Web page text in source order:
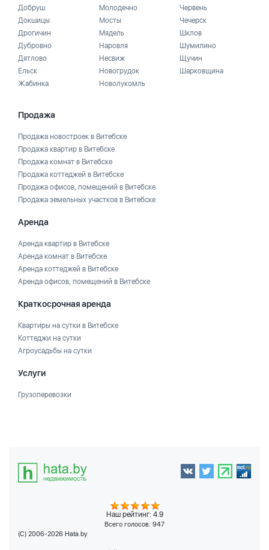
Добруш
Докшицы
Дрогичин
Дубровно
Дятлово
Ельск
Жабинка
Молодечно
Мосты
Мядель
Наровля
Несвиж
Новогрудок
Новолукомль
Червень
Чечерск
Шклов
Шумилино
Щучин
Шарковщина
Продажа
Продажа новостроек в Витебске
Продажа квартир в Витебске
Продажа комнат в Витебске
Продажа коттеджей в Витебске
Продажа офисов, помещений в Витебске
Продажа земельных участков в Витебске
Аренда
Аренда квартир в Витебске
Аренда комнат в Витебске
Аренда коттеджей в Витебске
Аренда офисов, помещений в Витебске
Краткосрочная аренда
Квартиры на сутки в Витебске
Коттеджи на сутки
Агроусадьбы на сутки
Услуги
Грузоперевозки
Наш рейтинг: 4.9
Всего голосов: 947
(C) 2006-2026 Hata.by